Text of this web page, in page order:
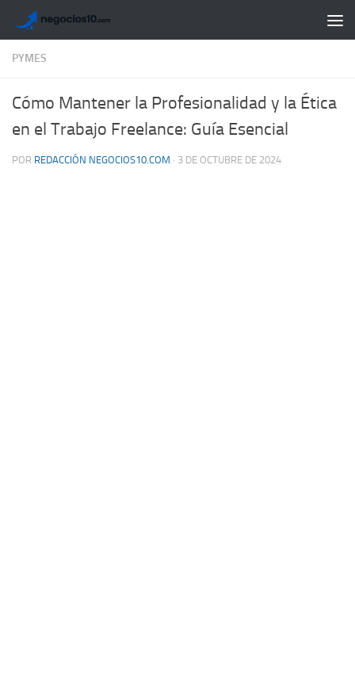
Saltar al contenido
PYMES
Cómo Mantener la Profesionalidad y la Ética
en el Trabajo Freelance: Guía Esencial
POR REDACCIÓN NEGOCIOS10.COM · 3 DE OCTUBRE DE 2024